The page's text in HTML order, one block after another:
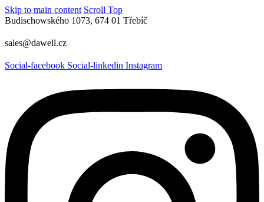
Skip to main content Scroll Top
Budischowského 1073, 674 01 Třebíč
sales@dawell.cz
Social-facebook Social-linkedin Instagram